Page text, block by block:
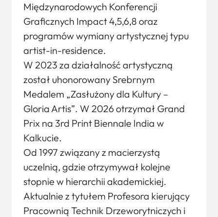
Międzynarodowych Konferencji
Graficznych Impact 4,5,6,8 oraz
programów wymiany artystycznej typu
artist-in-residence.
W 2023 za działalność artystyczną
został uhonorowany Srebrnym
Medalem „Zasłużony dla Kultury –
Gloria Artis”. W 2026 otrzymał Grand
Prix na 3rd Print Biennale India w
Kalkucie.
Od 1997 związany z macierzystą
uczelnią, gdzie otrzymywał kolejne
stopnie w hierarchii akademickiej.
Aktualnie z tytułem Profesora kierujący
Pracownią Technik Drzeworytniczych i